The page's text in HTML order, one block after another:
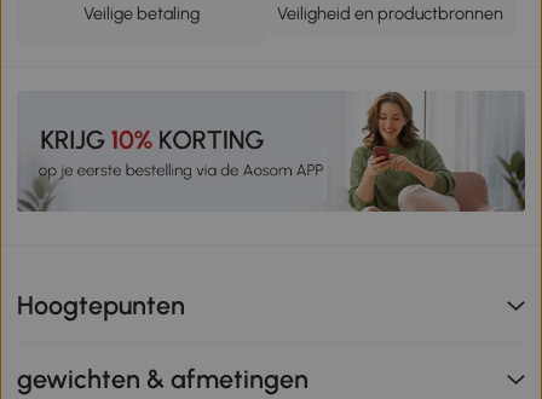
Veilige betaling Veiligheid en productbronnen
Hoogtepunten
gewichten & afmetingen